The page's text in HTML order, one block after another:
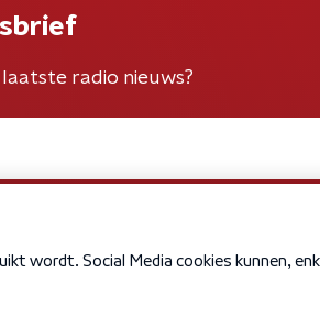
radio nieuws?